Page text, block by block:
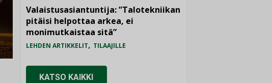
Valaistusasiantuntija: ”Talotekniikan
pitäisi helpottaa arkea, ei
monimutkaistaa sitä”
LEHDEN ARTIKKELIT, TILAAJILLE
KATSO KAIKKI